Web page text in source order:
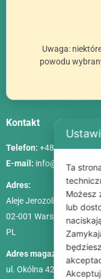
Uwaga:
powodu
Kontakt
Telefon: +48 786 84 83
E-mail:
Adres:
Aleje Jerozolimskie 85,
02-001 Warszawa
PL
Adres magazynu:
ul. Okólna 42C
Ta
Możesz
lub